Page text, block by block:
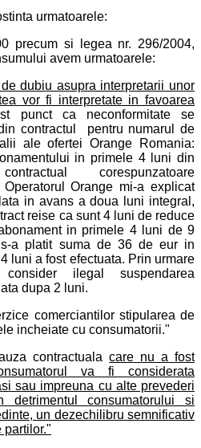
urmatoarele:
precum si legea nr. 296/2004,
avem urmatoarele:
dubiu asupra interpretarii unor
vor fi interpretate in favoarea
punct ca neconformitate se
contractul pentru numarul de
ale ofertei Orange Romania:
in primele 4 luni din
corespunzatoare
Orange mi-a explicat
in avans a doua luni integral,
reise ca sunt 4 luni de reduce
in primele 4 luni de 9
a platit suma de 36 de eur in
luni a fost efectuata. Prin urmare
ilegal suspendarea
dupa 2 luni.
comerciantilor stipularea de
incheiate cu consumatorii."
contractualacare nu a fost
va fi considerata
sau impreuna cu alte prevederi
detrimentul consumatorului si
un dezechilibru semnificativ
partilor."